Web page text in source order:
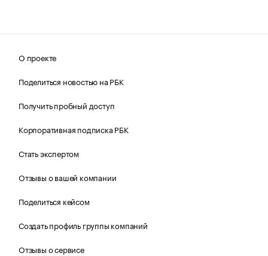
О проекте
Поделиться новостью на РБК
Получить пробный доступ
Корпоративная подписка РБК
Стать экспертом
Отзывы о вашей компании
Поделиться кейсом
Создать профиль группы компаний
Отзывы о сервисе